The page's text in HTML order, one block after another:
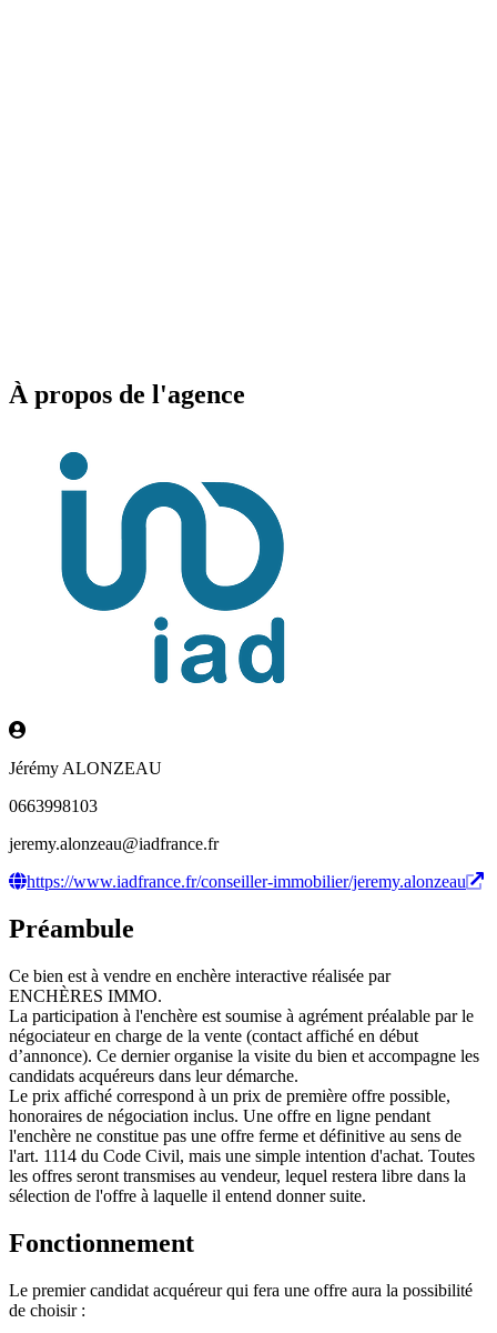
À propos de l'agence
Jérémy ALONZEAU
0663998103
jeremy.alonzeau@iadfrance.fr
https://www.iadfrance.fr/conseiller-immobilier/jeremy.alonzeau
Préambule
Ce bien est à vendre en enchère interactive réalisée par
ENCHÈRES IMMO.
La participation à l'enchère est soumise à agrément préalable par le
négociateur en charge de la vente (contact affiché en début
d’annonce). Ce dernier organise la visite du bien et accompagne les
candidats acquéreurs dans leur démarche.
Le prix affiché correspond à un prix de première offre possible,
honoraires de négociation inclus. Une offre en ligne pendant
l'enchère ne constitue pas une offre ferme et définitive au sens de
l'art. 1114 du Code Civil, mais une simple intention d'achat. Toutes
les offres seront transmises au vendeur, lequel restera libre dans la
sélection de l'offre à laquelle il entend donner suite.
Fonctionnement
Le premier candidat acquéreur qui fera une offre aura la possibilité
de choisir :